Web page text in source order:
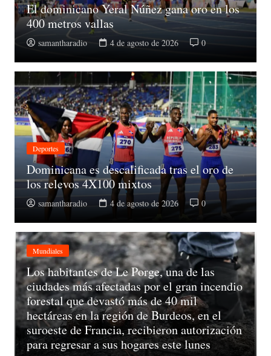
El dominicano Yeral Núñez gana oro en los
400 metros vallas
samantharadio 4 de agosto de 2026 0
Deportes
Dominicana es descalificada tras el oro de
los relevos 4X100 mixtos
samantharadio 4 de agosto de 2026 0
Mundiales
Los habitantes de Le Porge, una de las
ciudades más afectadas por el gran incendio
forestal que devastó más de 40 mil
hectáreas en la región de Burdeos, en el
suroeste de Francia, recibieron autorización
para regresar a sus hogares este lunes